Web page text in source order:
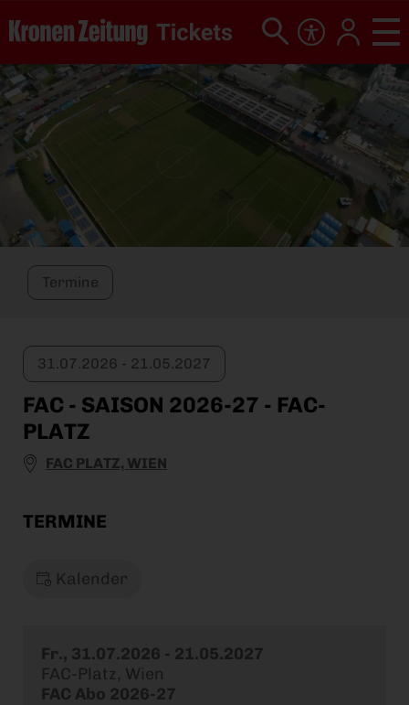
Termine
31.07.2026 - 21.05.2027
FAC - SAISON 2026-27 - FAC-
PLATZ
FAC PLATZ, WIEN
TERMINE
Kalender
Fr., 31.07.2026 - 21.05.2027
FAC-Platz, Wien
FAC Abo 2026-27